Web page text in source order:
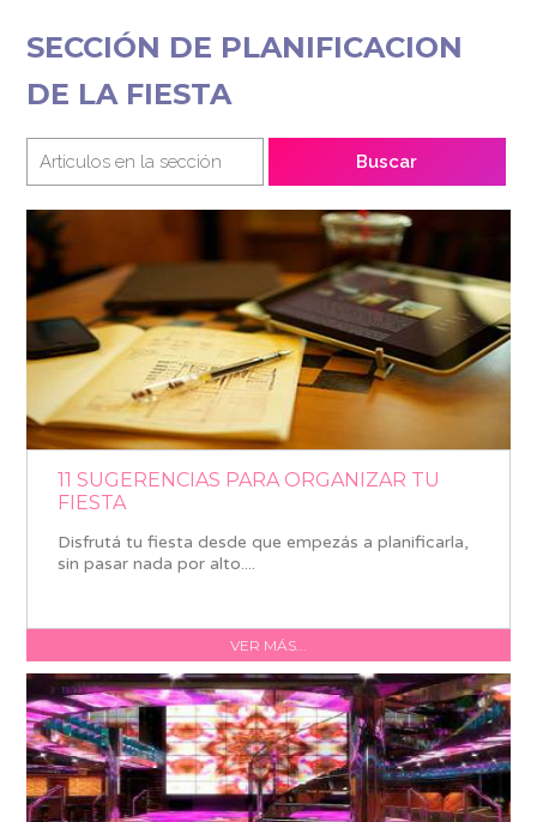
SECCIÓN DE PLANIFICACION
DE LA FIESTA
11 SUGERENCIAS PARA ORGANIZAR TU
FIESTA
Disfrutá tu fiesta desde que empezás a planificarla,
sin pasar nada por alto....
VER MÁS...